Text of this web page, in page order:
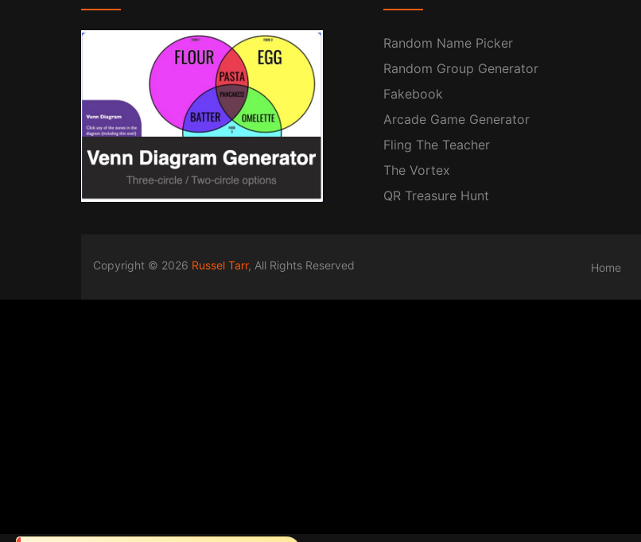
Random Name Picker
Random Group Generator
Fakebook
Arcade Game Generator
Fling The Teacher
The Vortex
QR Treasure Hunt
Copyright © 2026 Russel Tarr, All Rights Reserved Home